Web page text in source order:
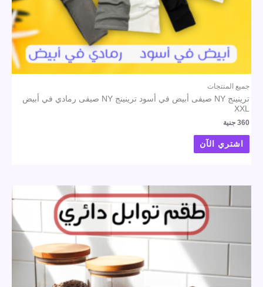
جميع المنتجات
ترينينج NY صيفى أبيض في أسود ترينينج NY صيفى رمادي في أبيض
XXL
360 جنية
اشتري الآن